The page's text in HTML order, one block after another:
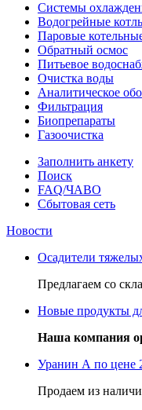
Системы
Водогрейные
Паровые
Обратный осмос
Питьевое
Очистка воды
Аналитическое
Фильтрация
Биопрепараты
Газоочистка
Заполнить анкету
Поиск
FAQ/ЧАВО
Сбытовая сеть
Новости
Осадители
Предлагаем со
Новые продукты
Наша компания
Уранин А по цене
Продаем из